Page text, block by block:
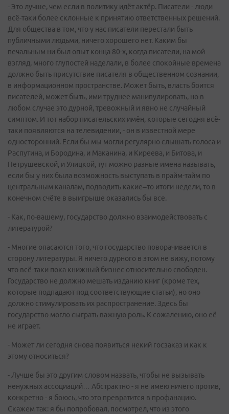
- Это лучше, чем если в политику идёт актёр. Писатели - люди
всё-таки более склонные к принятию ответственных решений.
Для общества в том, что у нас писатели перестали быть
публичными людьми, ничего хорошего нет. Каким бы
печальным ни был опыт конца 80-х, когда писатели, на мой
взгляд, много глупостей наделали, в более спокойные времена
должно быть присутствие писателя в общественном сознании,
в информационном пространстве. Может быть, власть боится
писателей, может быть, ими труднее манипулировать, но в
любом случае это дурной, тревожный и явно не случайный
симптом. И тот набор писательских имён, которые сегодня всё-
таки появляются на телевидении, - он в известной мере
односторонний. Если бы мы могли регулярно слышать голоса и
Распутина, и Бородина, и Маканина, и Киреева, и Битова, и
Петрушевской, и Улицкой, тут можно разные имена называть,
если бы у них была возможность выступать в прайм-тайм по
центральным каналам, подводить какие–то итоги недели, то в
конечном счёте в выигрыше оказались бы все.
- Как, по-вашему, государство должно взаимодействовать с
литературой?
- Многие опасаются того, что государство поворачивается в
сторону литературы. Я ничего дурного в этом не вижу, потому
что всё-таки пока книжный бизнес относительно свободен.
Государство не должно мешать изданию книг (кроме тех,
которые подпадают под соответствующие статьи), но оно
должно стимулировать их распространение. Здесь бы
государство могло сыграть важную роль. К сожалению, оно её
не играет.
- Может ли сегодня снова появиться некий госзаказ и как к
этому относиться?
- Лучше бы это другим словом назвать, чтобы не вызывать
ненужных ассоциаций… Абстрактно - я не имею ничего против,
конкретно - я боюсь, что это превратится в профанацию.
Скажем так: я бы попробовал, посмотрел, что из этого